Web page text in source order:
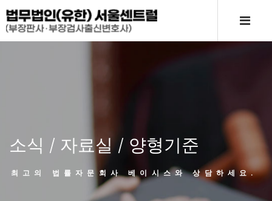
소식 / 자료실 / 양형기준
최고의 법률자문회사 베이시스와 상담하세요.